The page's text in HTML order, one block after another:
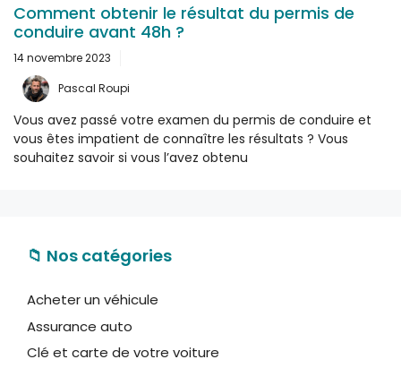
Comment obtenir le résultat du permis de
conduire avant 48h ?
14 novembre 2023
Pascal Roupi
Vous avez passé votre examen du permis de conduire et
vous êtes impatient de connaître les résultats ? Vous
souhaitez savoir si vous l’avez obtenu
📁 Nos catégories
Acheter un véhicule
Assurance auto
Clé et carte de votre voiture